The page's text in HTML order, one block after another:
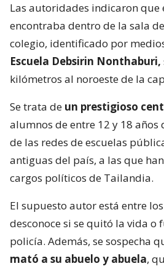
Las autoridades indicaron que
encontraba dentro de la sala
colegio, identificado por
Escuela Debsirin Nonthaburi,
kilómetros al noroeste de la
Se trata de un prestigioso
alumnos de entre 12 y 18 años
de las redes de escuelas
antiguas del país, a las que
cargos políticos de Tailandia.
El supuesto autor está entre
desconoce si se quitó la vida o
policía. Además, se sospecha
mató a su abuelo y abuela,